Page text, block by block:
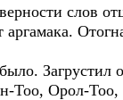
слов
Загрустил
Тоо, Орол-